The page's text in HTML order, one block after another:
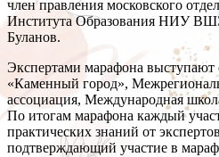
член правления московского
Института Образования НИУ
Буланов.
Экспертами марафона выступают
«Каменный город»,
ассоциация, Международная
По итогам марафона каждый
практических знаний от
подтверждающий участие в